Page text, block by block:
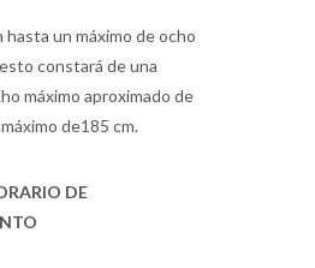
hasta un máximo de ocho
constará de una
máximo aproximado de
de185 cm.
DE